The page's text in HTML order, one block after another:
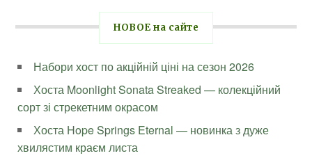
НОВОЕ на сайте
Набори хост по акційній ціні на сезон 2026
Хоста Moonlight Sonata Streaked — колекційний
сорт зі стрекетним окрасом
Хоста Hope Springs Eternal — новинка з дуже
хвилястим краєм листа